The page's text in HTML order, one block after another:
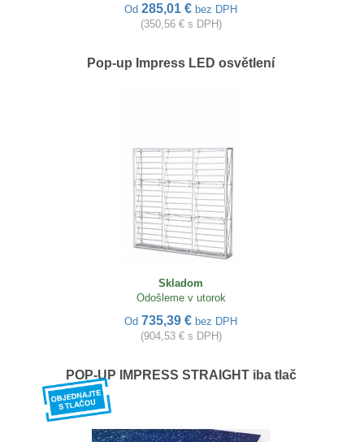
Od 285,01 € bez DPH
(350,56 € s DPH)
Pop-up Impress LED osvětlení
Skladom
Odošleme v utorok
Od 735,39 € bez DPH
(904,53 € s DPH)
POP-UP IMPRESS STRAIGHT iba tlač